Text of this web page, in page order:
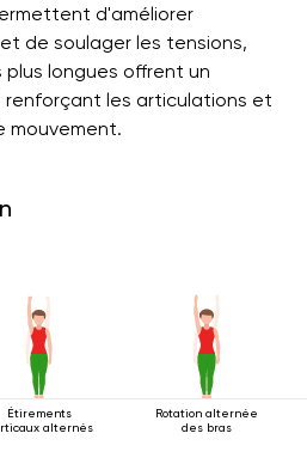
d'améliorer
de soulager les tensions,
longues offrent un
les articulations et
mouvement.
Étirements
alternés
Rotation alternée
des bras